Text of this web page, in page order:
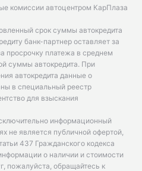
комиссии автоцентром КарПлаза
срок суммы автокредита
банк-партнер оставляет за
просрочку платежа в среднем
суммы автокредита. При
автокредита данные о
в специальный реестр
для взыскания
информационный
не является публичной офертой,
437 Гражданского кодекса
о наличии и стоимости
пожалуйста, обращайтесь к